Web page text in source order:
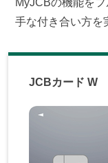
MyJCBの機能を
手な付き合い方を
JCBカード W